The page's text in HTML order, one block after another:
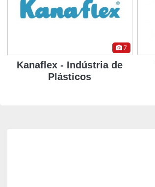
8
TRIGLAV Soluções
Industriais